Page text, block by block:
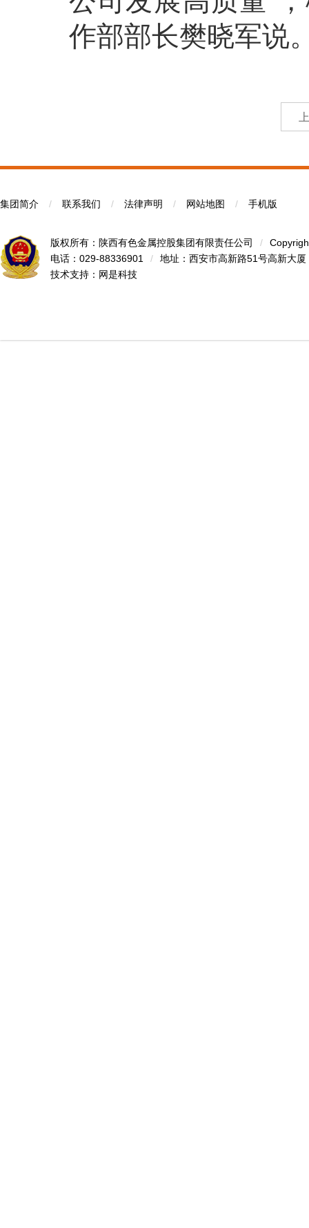
作部部长樊晓军说
集团简介 / 联系我们 / 法律声明 / 网站地图 / 手机版
版权所有：陕西有色金属控股集团有限责任公司 /
电话：029-88336901
/
地址：西安市高新路51号高新大厦
技术支持： 网是科技